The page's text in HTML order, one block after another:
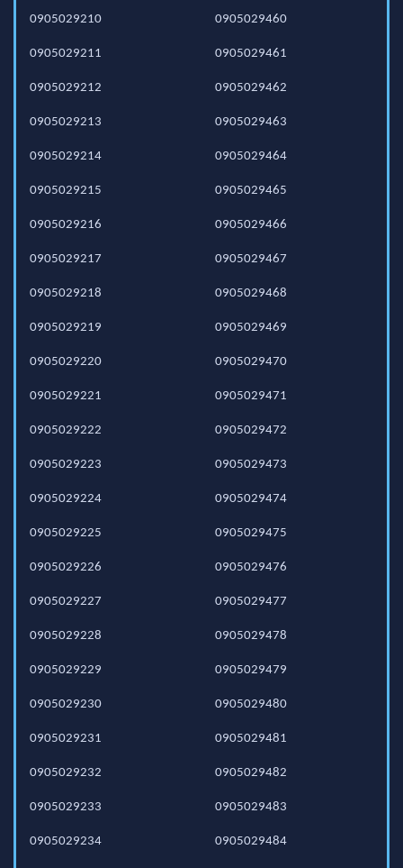
0905029210
0905029211
0905029212
0905029213
0905029214
0905029215
0905029216
0905029217
0905029218
0905029219
0905029220
0905029221
0905029222
0905029223
0905029224
0905029225
0905029226
0905029227
0905029228
0905029229
0905029230
0905029231
0905029232
0905029233
0905029234
0905029460
0905029461
0905029462
0905029463
0905029464
0905029465
0905029466
0905029467
0905029468
0905029469
0905029470
0905029471
0905029472
0905029473
0905029474
0905029475
0905029476
0905029477
0905029478
0905029479
0905029480
0905029481
0905029482
0905029483
0905029484